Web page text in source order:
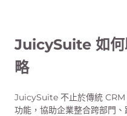
JuicySuite 如何
略
JuicySuite 不止於傳統
功能，協助企業整合跨部門